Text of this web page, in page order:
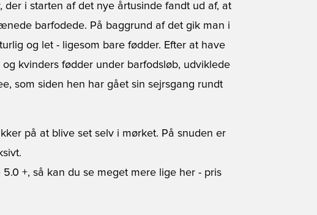
i starten af det nye årtusinde fandt ud af, at
barfodede. På baggrund af det gik man i
og let - ligesom bare fødder. Efter at have
kvinders fødder under barfodsløb, udviklede
som siden hen har gået sin sejrsgang rundt
på at blive set selv i mørket. På snuden er
+, så kan du se meget mere lige her - pris